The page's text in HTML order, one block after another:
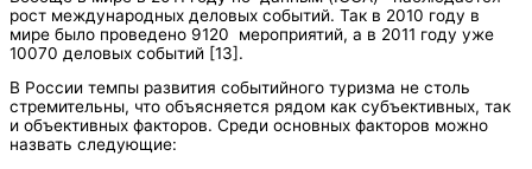
рост международных деловых событий. Так в 2010 году в
мире было проведено 9120 мероприятий, а в 2011 году уже
10070 деловых событий [13].
В России темпы развития событийного туризма не столь
стремительны, что объясняется рядом как субъективных, так
и объективных факторов. Среди основных факторов можно
назвать следующие: